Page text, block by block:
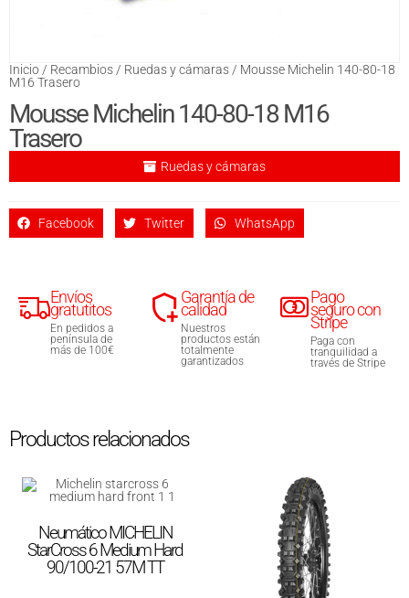
Inicio / Recambios / Ruedas y cámaras / Mousse Michelin 140-80-18
M16 Trasero
Mousse Michelin 140-80-18 M16
Trasero
Ruedas y cámaras
Facebook Twitter WhatsApp
Envíos
gratutitos
En pedidos a
península de
más de 100€
Garantía de
calidad
Nuestros
productos están
totalmente
garantizados
Pago
seguro con
Stripe
Paga con
tranquilidad a
través de Stripe
Productos relacionados
Neumático MICHELIN
StarCross 6 Medium Hard
90/100-21 57M TT